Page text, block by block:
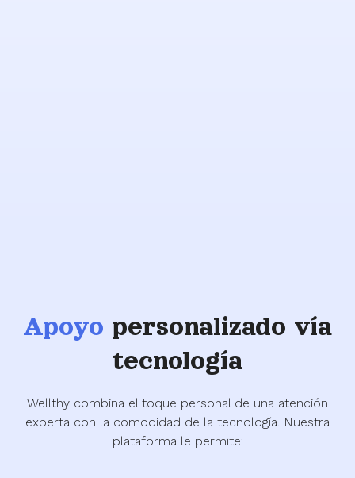
Apoyo personalizado vía
tecnología
Wellthy combina el toque personal de una atención
experta con la comodidad de la tecnología. Nuestra
plataforma le permite: